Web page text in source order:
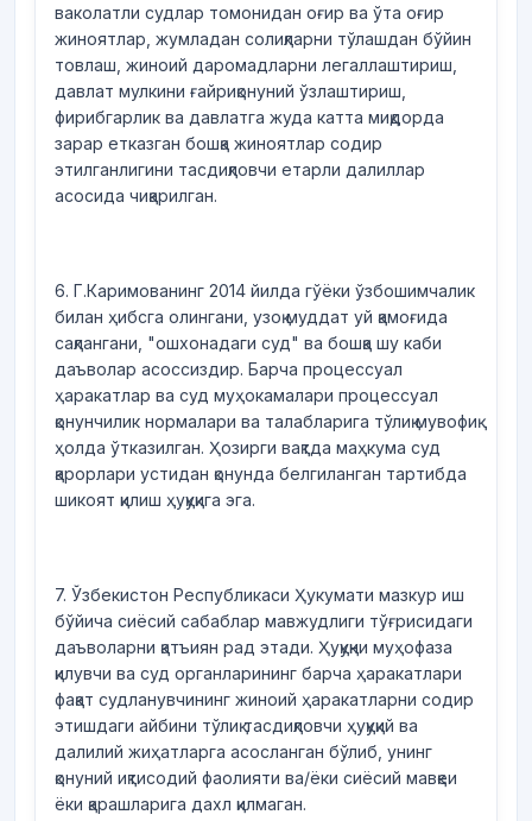
ваколатли судлар томонидан оғир ва ўта оғир
жиноятлар, жумладан солиқларни тўлашдан бўйин
товлаш, жиноий даромадларни легаллаштириш,
давлат мулкини ғайриқонуний ўзлаштириш,
фирибгарлик ва давлатга жуда катта миқдорда
зарар етказган бошқа жиноятлар содир
этилганлигини тасдиқловчи етарли далиллар
асосида чиқарилган.
6. Г.Каримованинг 2014 йилда гўёки ўзбошимчалик
билан ҳибсга олингани, узоқ муддат уй қамоғида
сақлангани, "ошхонадаги суд" ва бошқа шу каби
даъволар асоссиздир. Барча процессуал
ҳаракатлар ва суд муҳокамалари процессуал
қонунчилик нормалари ва талабларига тўлиқ мувофиқ
ҳолда ўтказилган. Ҳозирги вақтда маҳкума суд
қарорлари устидан қонунда белгиланган тартибда
шикоят қилиш ҳуқуқига эга.
7. Ўзбекистон Республикаси Ҳукумати мазкур иш
бўйича сиёсий сабаблар мавжудлиги тўғрисидаги
даъволарни қатъиян рад этади. Ҳуқуқни муҳофаза
қилувчи ва суд органларининг барча ҳаракатлари
фақат судланувчининг жиноий ҳаракатларни содир
этишдаги айбини тўлиқ тасдиқловчи ҳуқуқий ва
далилий жиҳатларга асосланган бўлиб, унинг
қонуний иқтисодий фаолияти ва/ёки сиёсий мавқеи
ёки қарашларига дахл қилмаган.